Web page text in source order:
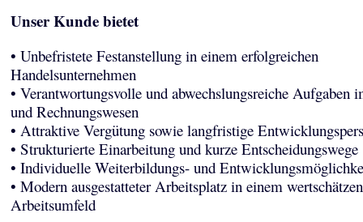
Unser Kunde bietet
• Unbefristete Festanstellung in einem erfolgreichen
Handelsunternehmen
• Verantwortungsvolle und abwechslungsreiche Aufgaben
und Rechnungswesen
• Attraktive Vergütung sowie langfristige
• Strukturierte Einarbeitung und kurze Entscheidungswege
• Individuelle Weiterbildungs- und
• Modern ausgestatteter Arbeitsplatz in einem
Arbeitsumfeld